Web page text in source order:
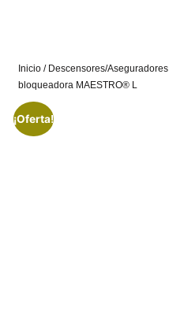
Inicio / Descensores/Aseguradores
bloqueadora MAESTRO® L
¡Oferta!